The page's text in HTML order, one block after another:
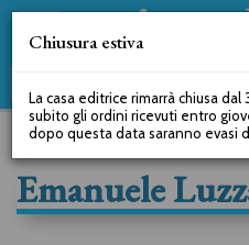
Emanuele
Chiusura estiva
La casa editrice rimarrà chiusa
subito gli ordini ricevuti entro
dopo questa data saranno evasi